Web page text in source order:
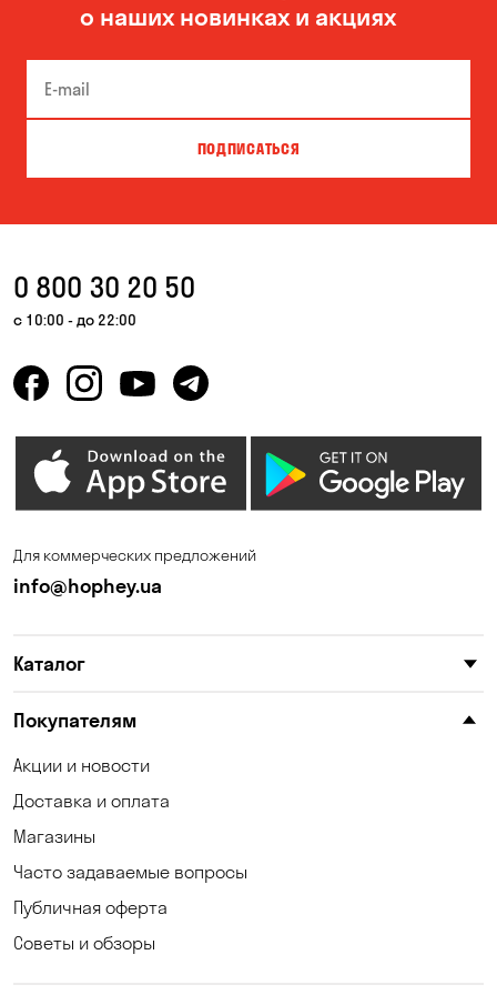
Бровары
Вита-Почтовая Вишневое
Горишние Плавни
Елизаветовка Зазимье
Калиновка
Киев
Княжичи
Котовка
Кременчуг
Кривуши
о наших новинках и акциях
ПОДПИСАТЬСЯ
0 800 30 20 50
с 10:00 - до 22:00
Для коммерческих предложений
info@hophey.ua
Каталог
Покупателям
Акции и новости
Доставка и оплата
Магазины
Часто задаваемые вопросы
Публичная оферта
Советы и обзоры